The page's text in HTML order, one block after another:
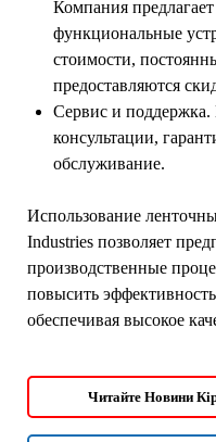
Компания
функциональные
стоимости,
предоставляются
Сервис и поддержка.
консультации,
обслуживание.
Использование
Industries позволяет
производственные
повысить
обеспечивая высокое
Читайте Новини